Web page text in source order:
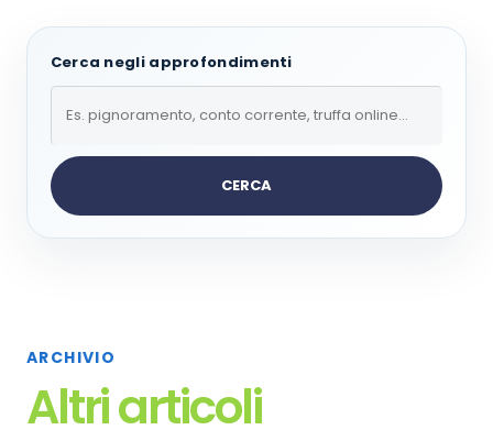
Cerca negli approfondimenti
CERCA
ARCHIVIO
Altri articoli